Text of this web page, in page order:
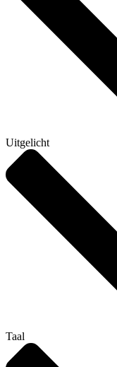
Uitgelicht
Taal